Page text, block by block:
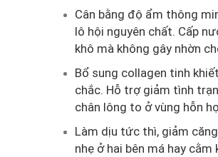
Cân bằng độ ẩm thông
lô hội nguyên chất. Cấp
khô mà không gây nhờn
Bổ sung collagen tinh
chắc. Hỗ trợ giảm tình
chân lông to ở vùng hỗn
Làm dịu tức thì, giảm
nhẹ ở hai bên má hay cằm